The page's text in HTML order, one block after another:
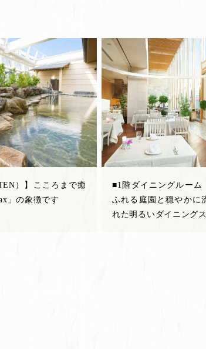
）】こころまで癒
」の象徴です
■1階ダイニングルーム
ふれる庭園と穏やかに
れた明るいダイニング